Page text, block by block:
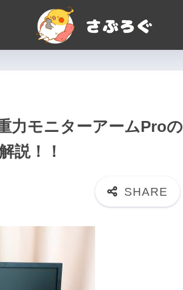
力モニターアームProの
説！！